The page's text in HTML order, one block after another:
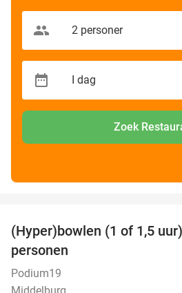
Zoek
(Hyper)bowlen (1 of 1,5
personen
Podium19
Middelburg